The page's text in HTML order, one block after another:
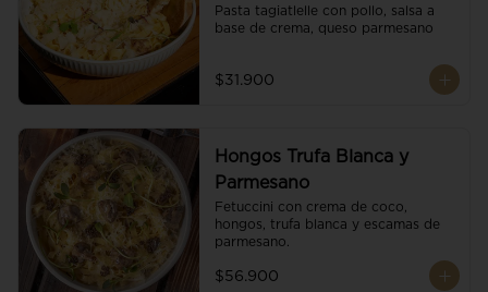
Pasta tagiatlelle con pollo, salsa a
base de crema, queso parmesano
$31.900
Hongos Trufa Blanca y
Parmesano
Fetuccini con crema de coco,
hongos, trufa blanca y escamas de
parmesano.
$56.900